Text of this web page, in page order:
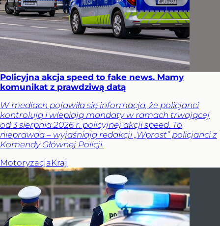
Policyjna akcja speed to fake news. Mamy
komunikat z prawdziwą datą
W mediach pojawiła się informacja, że policjanci
kontrolują i wlepiają mandaty w ramach trwającej
od 3 sierpnia 2026 r. policyjnej akcji speed. To
nieprawda – wyjaśniają redakcji „Wprost” policjanci z
Komendy Głównej Policji.
MotoryzacjaKraj